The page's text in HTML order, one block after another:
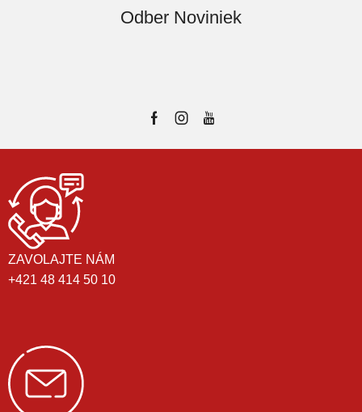
Odber Noviniek
ZAVOLAJTE NÁM
+421 48 414 50 10